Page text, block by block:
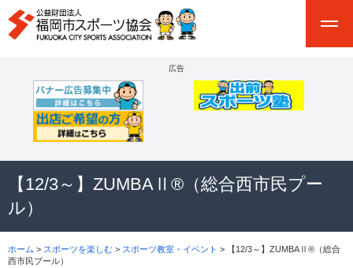
広告
【12/3～】ZUMBAⅡ®（総合西市民プー
ル）
ホーム > スポーツを楽しむ > スポーツ教室・イベント > 【12/3～】ZUMBAⅡ®（総合
西市民プール）